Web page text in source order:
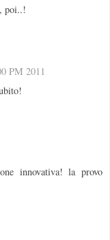
poi..!
PM 2011
innovativa! la provo